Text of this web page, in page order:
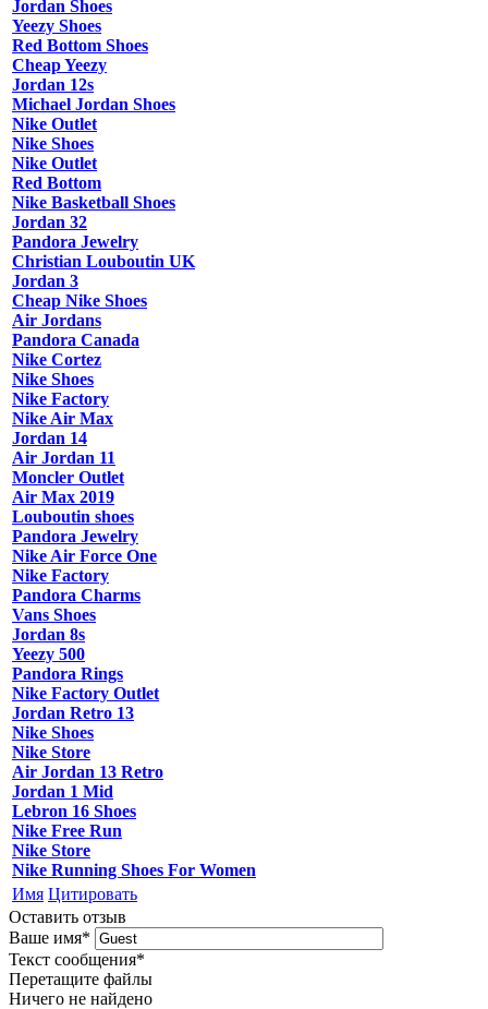
Jordan Shoes
Yeezy Shoes
Red Bottom Shoes
Cheap Yeezy
Jordan 12s
Michael Jordan Shoes
Nike Outlet
Nike Shoes
Nike Outlet
Red Bottom
Nike Basketball Shoes
Jordan 32
Pandora Jewelry
Christian Louboutin UK
Jordan 3
Cheap Nike Shoes
Air Jordans
Pandora Canada
Nike Cortez
Nike Shoes
Nike Factory
Nike Air Max
Jordan 14
Air Jordan 11
Moncler Outlet
Air Max 2019
Louboutin shoes
Pandora Jewelry
Nike Air Force One
Nike Factory
Pandora Charms
Vans Shoes
Jordan 8s
Yeezy 500
Pandora Rings
Nike Factory Outlet
Jordan Retro 13
Nike Shoes
Nike Store
Air Jordan 13 Retro
Jordan 1 Mid
Lebron 16 Shoes
Nike Free Run
Nike Store
Nike Running Shoes For Women
Имя Цитировать
Оставить отзыв
Ваше имя*
Текст сообщения*
Перетащите файлы
Ничего не найдено